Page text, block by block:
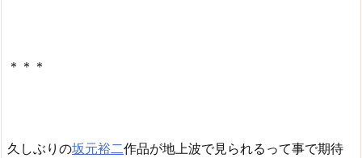
＊＊＊
久しぶりの坂元裕二作品が地上波で見られるって事で期待